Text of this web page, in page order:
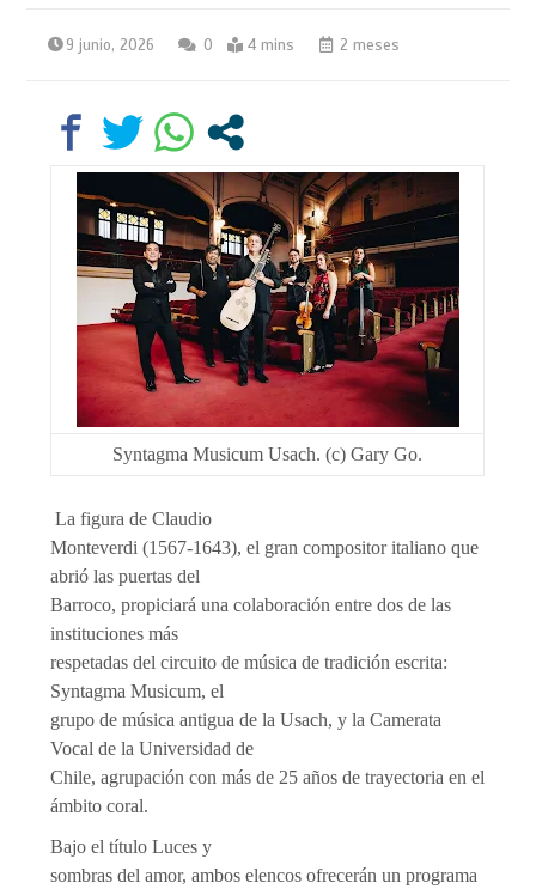
9 junio, 2026 0 4 mins 2 meses
Syntagma Musicum Usach. (c) Gary Go.
La figura de Claudio
Monteverdi (1567-1643), el gran compositor italiano que
abrió las puertas del
Barroco, propiciará una colaboración entre dos de las
instituciones más
respetadas del circuito de música de tradición escrita:
Syntagma Musicum, el
grupo de música antigua de la Usach, y la Camerata
Vocal de la Universidad de
Chile, agrupación con más de 25 años de trayectoria en el
ámbito coral.
Bajo el título Luces y
sombras del amor, ambos elencos ofrecerán un programa